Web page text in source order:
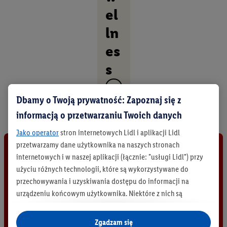
el
ln
es
s
d
r
j
w
s
z
y
k
i
Dbamy o Twoją prywatność: Zapoznaj się z
informacją o przetwarzaniu Twoich danych
Jako operatorstron internetowych Lidl i aplikacji Lidl
przetwarzamy dane użytkownika na naszych stronach
internetowych i w naszej aplikacji (łącznie: "usługi Lidl") przy
użyciu różnych technologii, które są wykorzystywane do
przechowywania i uzyskiwania dostępu do informacji na
urządzeniu końcowym użytkownika. Niektóre z nich są
są za zgodą użytkownika - również przez partnerów (
Zgadzam się